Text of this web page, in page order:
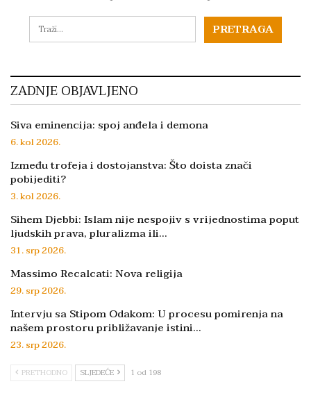
ZADNJE OBJAVLJENO
Siva eminencija: spoj anđela i demona
6. kol 2026.
Između trofeja i dostojanstva: Što doista znači
pobijediti?
3. kol 2026.
Sihem Djebbi: Islam nije nespojiv s vrijednostima poput
ljudskih prava, pluralizma ili…
31. srp 2026.
Massimo Recalcati: Nova religija
29. srp 2026.
Intervju sa Stipom Odakom: U procesu pomirenja na
našem prostoru približavanje istini…
23. srp 2026.
PRETHODNO SLJEDEĆE 1 od 198